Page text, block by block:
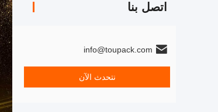
اتصل بنا
info@toupack.com
نتحدث الآن